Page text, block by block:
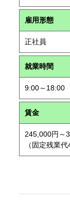
雇用形態
正社員
就業時間
9:00～18:00
賃金
245,000円～
（固定残業